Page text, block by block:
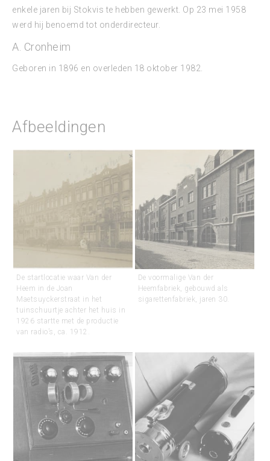
enkele jaren bij Stokvis te hebben gewerkt. Op 23 mei 1958
werd hij benoemd tot onderdirecteur.
A. Cronheim
Geboren in 1896 en overleden 18 oktober 1982.
Afbeeldingen
De startlocatie waar Van der
Heem in de Joan
Maetsuyckerstraat in het
tuinschuurtje achter het huis in
1926 startte met de productie
van radio’s, ca. 1912.
De voormalige Van der
Heemfabriek, gebouwd als
sigarettenfabriek, jaren 30.